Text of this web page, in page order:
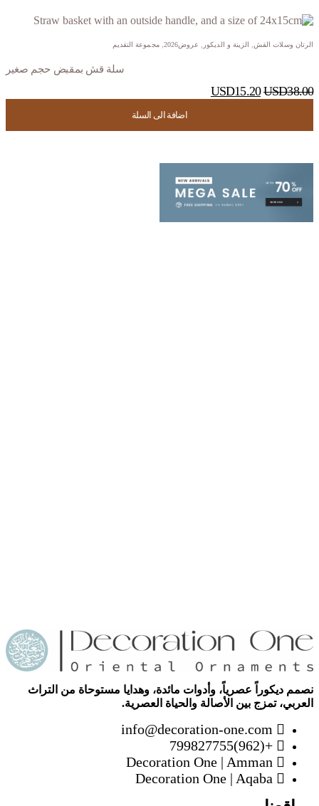
اضافة الى السلة
اضافة الى السلة
اضافة الى السلة
اضافة الى السلة
الرتان وسلات القش الزينة و الديكور عروض2026 ,مجموعة التقديم
سلة قش بمقبض حجم صغير
USD38.00
USD15.20
نصمم ديكوراً عصرياً، وأدوات مائدة، وهدايا مستوحاة من التراث
العربي، تمزج بين الأصالة والحياة العصرية.
info@decoration-one.com
+(962)799827755
Decoration One | Amman
Decoration One | Aqaba